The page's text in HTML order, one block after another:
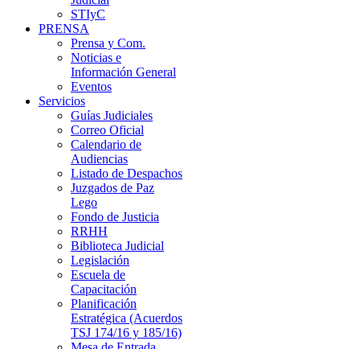
STIyC
PRENSA
Prensa y Com.
Noticias e
Información General
Eventos
Servicios
Guías Judiciales
Correo Oficial
Calendario de
Audiencias
Listado de Despachos
Juzgados de Paz
Lego
Fondo de Justicia
RRHH
Biblioteca Judicial
Legislación
Escuela de
Capacitación
Planificación
Estratégica (Acuerdos
TSJ 174/16 y 185/16)